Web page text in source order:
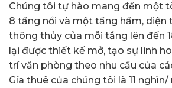
Chúng tôi tự hào mang đến một
8 tầng nổi và một tầng hầm, diện
thông thủy của mỗi tầng lên đến
lại được thiết kế mở, tạo sự linh
trí văn phòng theo nhu cầu của
Gía thuê của chúng tôi là 11